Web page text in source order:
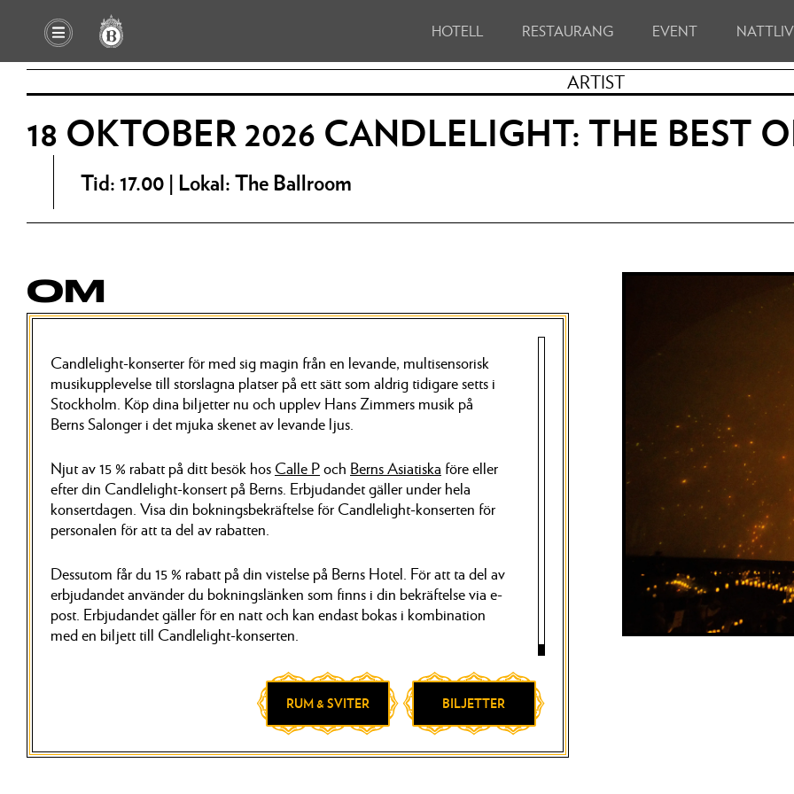
HOTELL RESTAURANG EVENT NATTLIV
ARTIST
18 OKTOBER 2026 CANDLELIGHT: THE BEST
Tid: 17.00 | Lokal: The Ballroom
OM
Candlelight-konserter för med sig magin från en levande, multisensorisk
musikupplevelse till storslagna platser på ett sätt som aldrig tidigare setts i
Stockholm. Köp dina biljetter nu och upplev Hans Zimmers musik på
Berns Salonger i det mjuka skenet av levande ljus.
Njut av 15 % rabatt på ditt besök hosCalle Poch Berns Asiatiska före eller
efter din Candlelight-konsert på Berns. Erbjudandet gäller under hela
konsertdagen. Visa din bokningsbekräftelse för Candlelight-konserten för
personalen för att ta del av rabatten.
Dessutom får du 15 % rabatt på din vistelse på Berns Hotel. För att ta del av
erbjudandet använder du bokningslänken som finns i din bekräftelse via e-
post. Erbjudandet gäller för en natt och kan endast bokas i kombination
med en biljett till Candlelight-konserten.
RUM & SVITER BILJETTER